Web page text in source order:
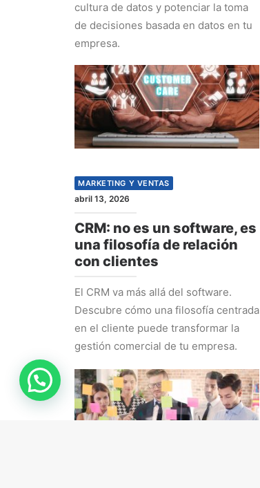
cultura de datos y potenciar la toma
de decisiones basada en datos en tu
empresa.
MARKETING Y VENTAS
abril 13, 2026
CRM: no es un software, es
una filosofía de relación
con clientes
El CRM va más allá del software.
Descubre cómo una filosofía centrada
en el cliente puede transformar la
gestión comercial de tu empresa.